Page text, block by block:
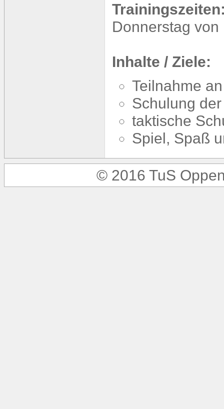
Donnerstag
Inhalte / Ziele:
Teilnahme
Schulung
taktische
Spiel, Spaß
© 2016 TuS